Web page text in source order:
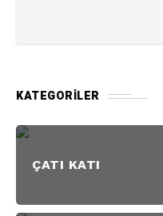
KATEGORILER
ÇATI KATI